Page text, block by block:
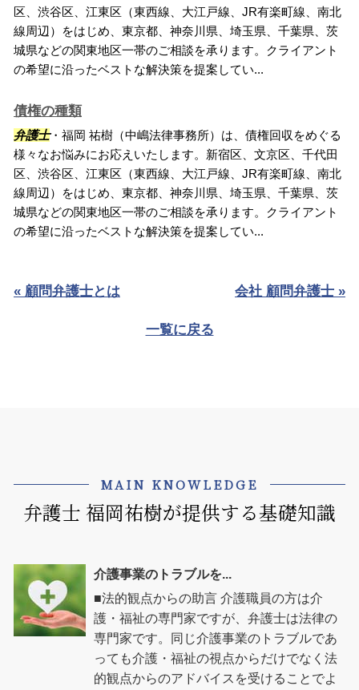
区、渋谷区、江東区（東西線、大江戸線、JR有楽町線、南北
線周辺）をはじめ、東京都、神奈川県、埼玉県、千葉県、茨
城県などの関東地区一帯のご相談を承ります。クライアント
の希望に沿ったベストな解決策を提案してい...
債権の種類
弁護士・福岡 祐樹（中嶋法律事務所）は、債権回収をめぐる
様々なお悩みにお応えいたします。新宿区、文京区、千代田
区、渋谷区、江東区（東西線、大江戸線、JR有楽町線、南北
線周辺）をはじめ、東京都、神奈川県、埼玉県、千葉県、茨
城県などの関東地区一帯のご相談を承ります。クライアント
の希望に沿ったベストな解決策を提案してい...
« 顧問弁護士とは 会社 顧問弁護士 »
一覧に戻る
MAIN KNOWLEDGE
弁護士 福岡祐樹が提供する基礎知識
介護事業のトラブルを...
■法的観点からの助言 介護職員の方は介
護・福祉の専門家ですが、弁護士は法律の
専門家です。同じ介護事業のトラブルであ
っても介護・福祉の視点からだけでなく法
的観点からのアドバイスを受けることでよ